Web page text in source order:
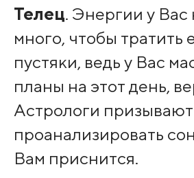
Телец. Энергии у Вас
много, чтобы тратить
пустяки, ведь у Вас
планы на этот день,
Астрологи призывают
проанализировать
Вам приснится.